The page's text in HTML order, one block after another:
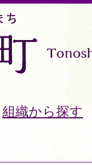
組織から探す